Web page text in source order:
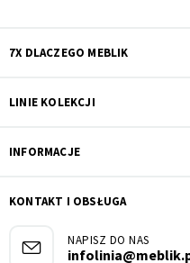
7X DLACZEGO MEBLIK
LINIE KOLEKCJI
INFORMACJE
KONTAKT I OBSŁUGA
NAPISZ DO NAS